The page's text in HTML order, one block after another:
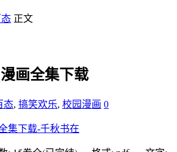
正文
画全集下载
态, 搞笑欢乐, 校园漫画 0